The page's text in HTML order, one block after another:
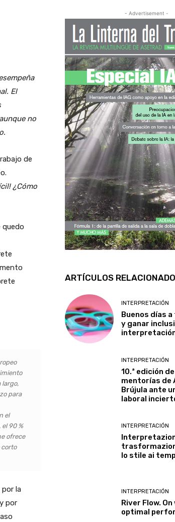
El
no
de
¿Cómo
quedo
largo,
para
el
90 %
ofrece
corto
la
por
- Advertisement -
ARTÍCULOS
INTERPRETACIÓN
Buenos días
y ganar
INTERPRETACIÓN
10.ª edición
mentorías de
Brújula ante
laboral
INTERPRETACIÓN
lo stile ai
INTERPRETACIÓN
River Flow.
optimal